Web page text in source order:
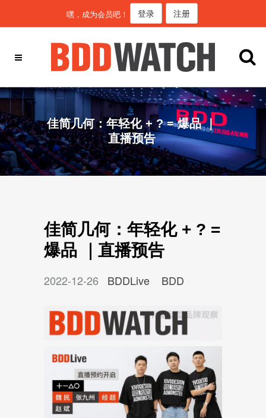
嘿，成为会员吧！ 登录 注册
佳简几何：年轻化 + ? = 爆品 ｜
直播预告
佳简几何：年轻化 + ? =
爆品 ｜直播预告
2022-12-26 BDDLive BDD